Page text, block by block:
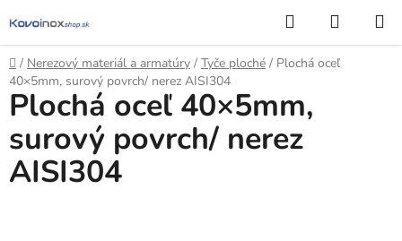
na
obsah
Hľadať
KOŠÍK
Domov
/ Nerezový materiál a armatúry / Tyče ploché / Plochá oceľ
40×5mm, surový povrch/ nerez AISI304
Plochá oceľ 40×5mm,
surový povrch/ nerez
AISI304